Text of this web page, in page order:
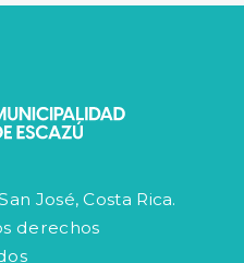
José, Costa Rica.
derechos